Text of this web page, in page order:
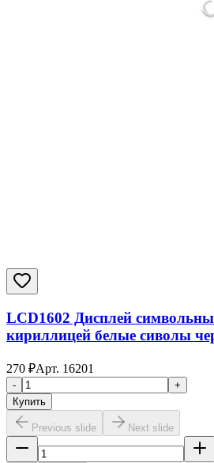
LCD1602 Дисплей
кириллицей белые сиволы
270 ₽Арт. 16201
-
+
Купить
Previous slide Next slide